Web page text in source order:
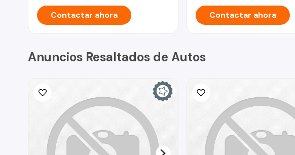
Contactar ahora Contactar ahora
Anuncios Resaltados de Autos